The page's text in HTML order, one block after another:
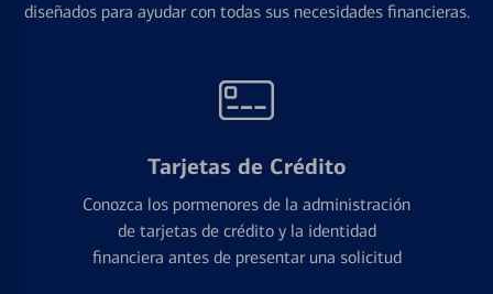
diseñados para ayudar con todas sus necesidades financieras.
Tarjetas de Crédito
Conozca los pormenores de la administración
de tarjetas de crédito y la identidad
financiera antes de presentar una solicitud